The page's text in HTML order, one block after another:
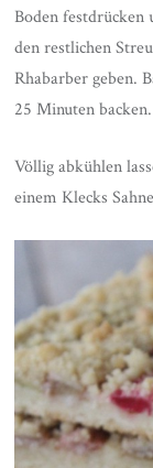
Boden festdrücken
den restlichen
Rhabarber geben.
25 Minuten backen.
Völlig abkühlen
einem Klecks